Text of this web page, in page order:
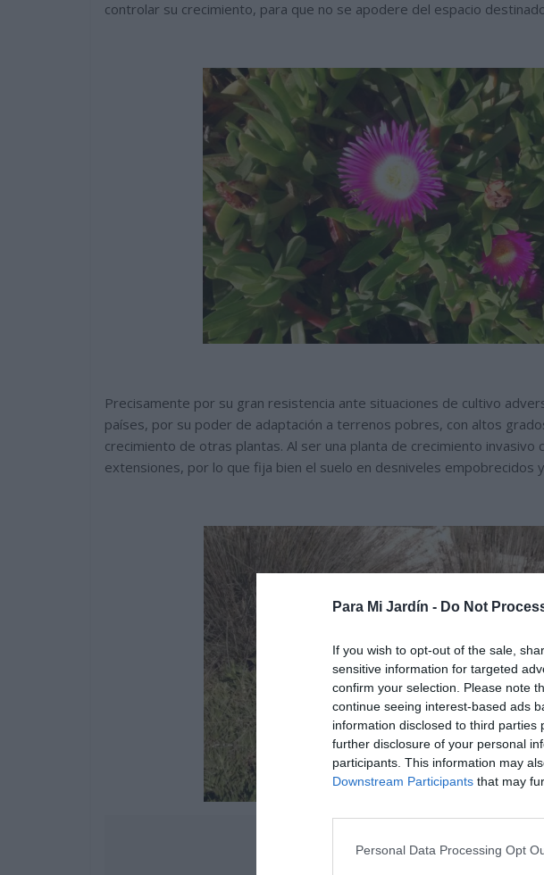
Para Mi Jardín - Do Not
If you wish to opt-out of the sale,
sensitive information for targeted
confirm your selection. Please note
continue seeing interest-based ads
information disclosed to third
further disclosure of your personal
participants. This information may
Downstream Participants that may
Personal Data Processing Opt
controlar su crecimiento, para que no se apodere del espacio
Precisamente por su gran resistencia ante situaciones de cultivo
países, por su poder de adaptación a terrenos pobres, con altos
crecimiento de otras plantas. Al ser una planta de crecimiento invasivo
extensiones, por lo que fija bien el suelo en desniveles empobrecidos